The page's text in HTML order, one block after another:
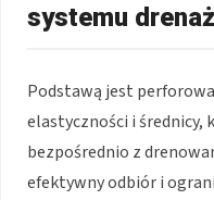
systemu
Podstawą jest
elastyczności i
bezpośrednio z
efektywny odbiór i